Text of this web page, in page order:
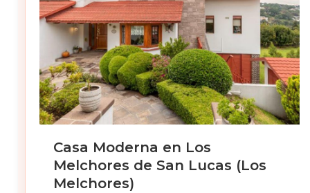
Casa Moderna en Los
Melchores de San Lucas (Los
Melchores)